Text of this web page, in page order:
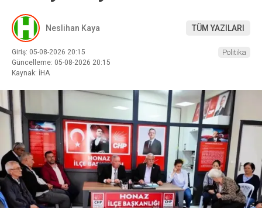
Neslihan Kaya TÜM YAZILARI
Giriş: 05-08-2026 20:15
Güncelleme: 05-08-2026 20:15
Kaynak: İHA
Politika